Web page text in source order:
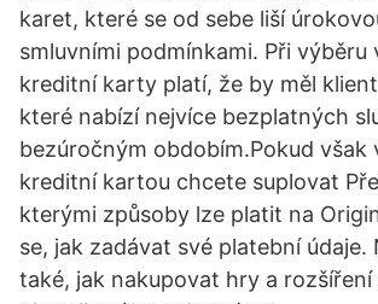
karet, které se od sebe liší
smluvními podmínkami. Při výběru
kreditní karty platí, že by měl
které nabízí nejvíce bezplatných
bezúročným obdobím.Pokud však
kreditní kartou chcete suplovat
kterými způsoby lze platit na
se, jak zadávat své platební údaje.
také, jak nakupovat hry a